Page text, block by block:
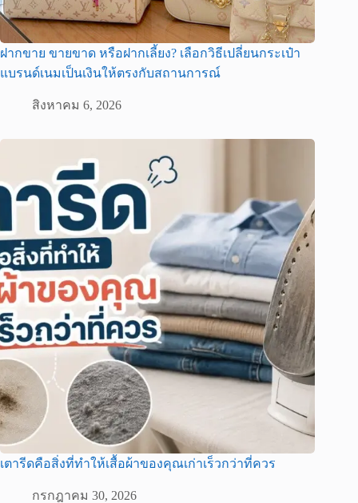
ฝากขาย ขายขาด หรือฝากเลี้ยง? เลือกวิธีเปลี่ยนกระเป๋า
แบรนด์เนมเป็นเงินให้ตรงกับสถานการณ์
สิงหาคม 6, 2026
เตารีดคือสิ่งที่ทำให้เสื้อผ้าของคุณเก่าเร็วกว่าที่ควร
กรกฎาคม 30, 2026